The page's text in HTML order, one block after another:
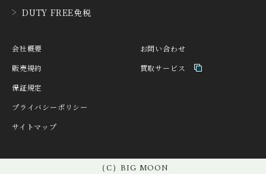
HORAE
ホライ
IKEPOD INCIPIO
JAEGER LE COULTRE
ジャガー・ルクルト
ジャン・クロード ペラ
JEANRICHARD
ジャンリシャール
DUTY FREE免税
会社概要
販売規約
保証規定
プライバシーポリシー
サイトマップ
お問い合わせ
買取サービス
（C）BIG MOON